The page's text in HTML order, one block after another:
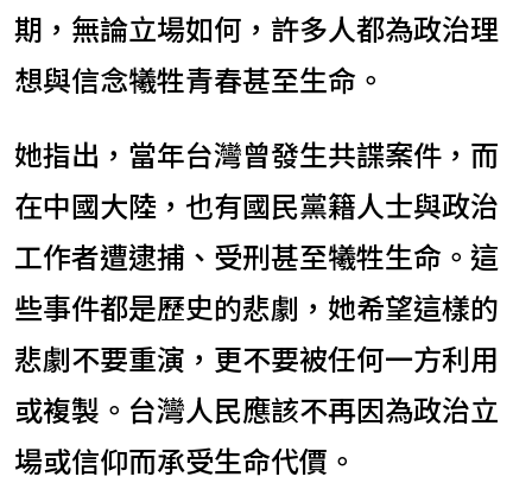
期，無論立場如何，許多人都為政治理
想與信念犧牲青春甚至生命。
她指出，當年台灣曾發生共諜案件，而
在中國大陸，也有國民黨籍人士與政治
工作者遭逮捕、受刑甚至犧牲生命。這
些事件都是歷史的悲劇，她希望這樣的
悲劇不要重演，更不要被任何一方利用
或複製。台灣人民應該不再因為政治立
場或信仰而承受生命代價。